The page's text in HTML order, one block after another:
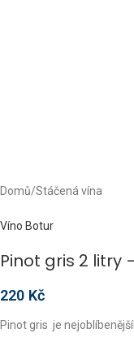
Domů/Stáčená vína
Víno Botur
Pinot gris 2 litry
220 Kč
Pinot gris je